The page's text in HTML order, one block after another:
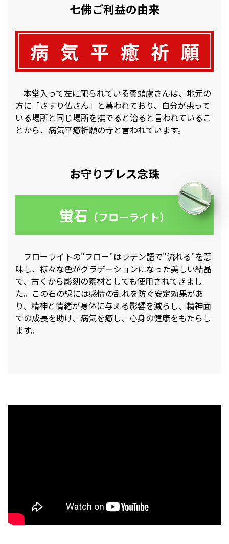
七佛ご利益の由来
病 気 平 癒 祈 願
本堂入って左に祀られている賓頭盧さんは、地元の
方に「さすり仏さん」と慕われており、自分が患って
いる場所と同じ場所を撫でると治ると言われているこ
とから、病気平癒祈願の寺と言われています。
お守りブレス念珠
蛍石 （フローライト）
フローライトの"フロー"はラテン語で"流れる"を意
味し、様々な色がグラデーションになった美しい結晶
で、古くから彫刻の素材としても使用されてきまし
た。この石の緑には感情の乱れを防ぐ安定効果があ
り、精神と情緒が身体に与える影響を減らし、精神面
での成長を助け、病気を癒し、心身の健康をもたらし
ます。